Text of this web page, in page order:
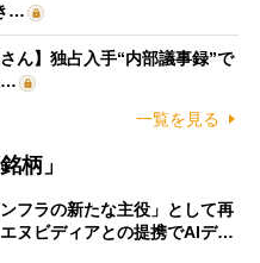
…
ん】独占入手“内部議事録”で
…
一覧を見る
柄」
フラの新たな主役」として再
ヌビディアとの提携でAIデ…